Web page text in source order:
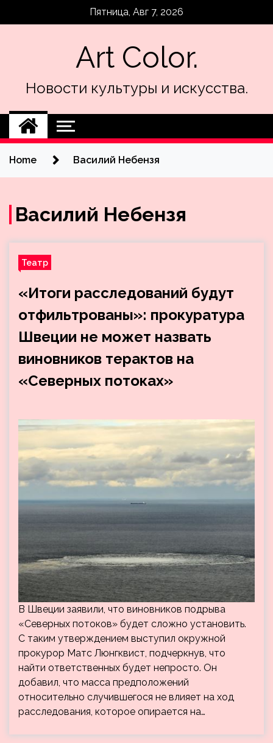
Пятница, Авг 7, 2026
Art Color.
Новости культуры и искусства.
Home Василий Небензя
Василий Небензя
Театр
«Итоги расследований будут
отфильтрованы»: прокуратура
Швеции не может назвать
виновников терактов на
«Северных потоках»
В Швеции заявили, что виновников подрыва
«Северных потоков» будет сложно установить.
С таким утверждением выступил окружной
прокурор Матс Люнгквист, подчеркнув, что
найти ответственных будет непросто. Он
добавил, что масса предположений
относительно случившегося не влияет на ход
расследования, которое опирается на…